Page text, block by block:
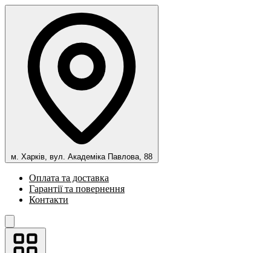
м. Харків, вул. Академіка Павлова, 88
Оплата та доставка
Гарантії та повернення
Контакти